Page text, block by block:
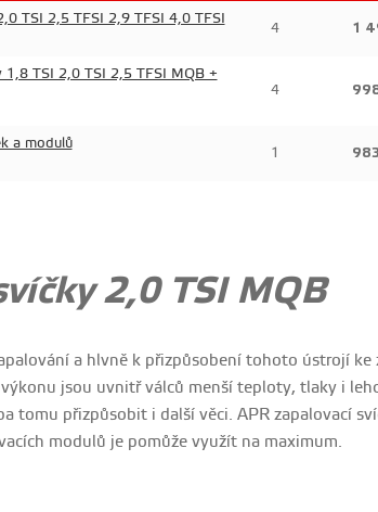
TSI 2,5 TFSI 2,9 TFSI 4,0 TFSI
4 1
TSI 2,0 TSI 2,5 TFSI MQB +
4
a modulů
1 983
2,0 TSI MQB
a hlvně k přizpůsobení tohoto ústrojí ke
jsou uvnitř válců menší teploty, tlaky i
tomu přizpůsobit i další věci. APR zapalovací
modulů je pomůže využít na maximum.